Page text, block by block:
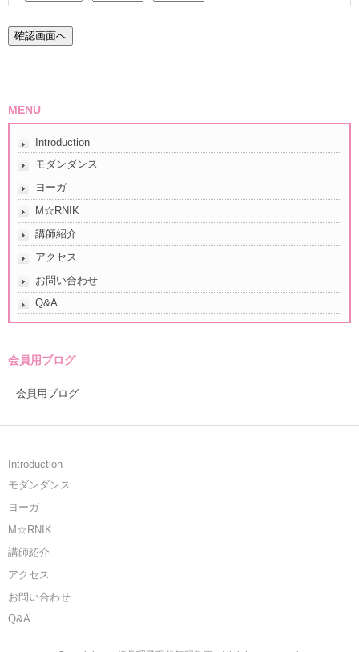
MENU
Introduction
モダンダンス
ヨーガ
M☆RNIK
講師紹介
アクセス
お問い合わせ
Q&A
会員用ブログ
会員用ブログ
Introduction
モダンダンス
ヨーガ
M☆RNIK
講師紹介
アクセス
お問い合わせ
Q&A